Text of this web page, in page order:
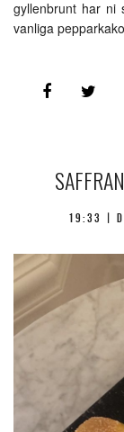
gyllenbrunt har ni
vanliga
19:33 |